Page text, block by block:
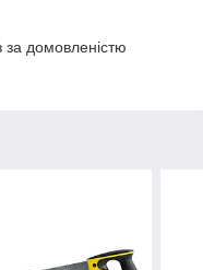
домовленістю